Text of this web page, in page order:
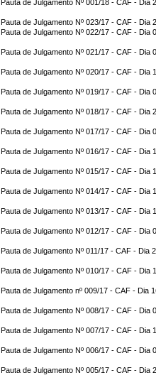
Pauta de Julgamento Nº 001/18 - CAF - Dia
Pauta de Julgamento Nº 023/17 - CAF - Dia
Pauta de Julgamento Nº 022/17 - CAF - Dia
Pauta de Julgamento Nº 021/17 - CAF - Dia
Pauta de Julgamento Nº 020/17 - CAF - Dia
Pauta de Julgamento Nº 019/17 - CAF - Dia
Pauta de Julgamento Nº 018/17 - CAF - Dia
Pauta de Julgamento Nº 017/17 - CAF - Dia
Pauta de Julgamento Nº 016/17 - CAF - Dia
Pauta de Julgamento Nº 015/17 - CAF - Dia
Pauta de Julgamento Nº 014/17 - CAF - Dia
Pauta de Julgamento Nº 013/17 - CAF - Dia
Pauta de Julgamento Nº 012/17 - CAF - Dia
Pauta de Julgamento Nº 011/17 - CAF - Dia
Pauta de Julgamento Nº 010/17 - CAF - Dia
Pauta de Julgamento nº 009/17 - CAF - Dia
Pauta de Julgamento Nº 008/17 - CAF - Dia
Pauta de Julgamento Nº 007/17 - CAF - Dia
Pauta de Julgamento Nº 006/17 - CAF - Dia
Pauta de Julgamento Nº 005/17 - CAF - Dia